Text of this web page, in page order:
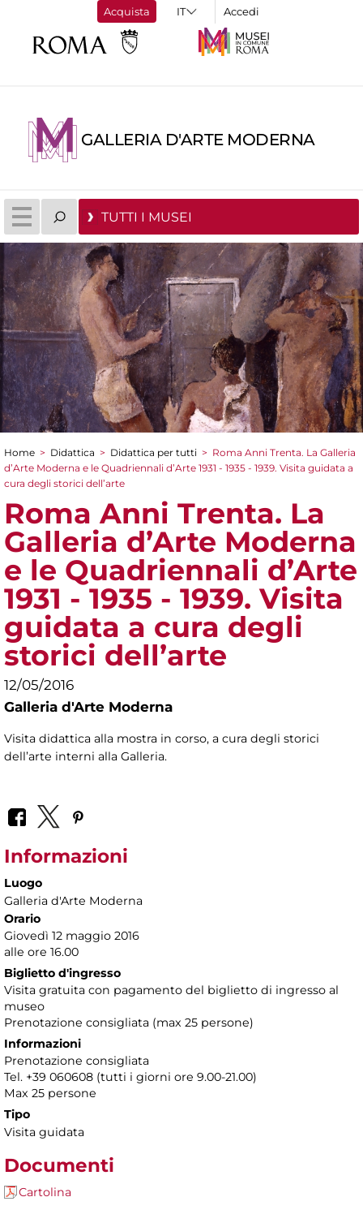
Acquista Accedi
GALLERIA D'ARTE MODERNA
TUTTI I MUSEI
Tu sei qui
Home > Didattica > Didattica per tutti > Roma Anni Trenta. La Galleria
d’Arte Moderna e le Quadriennali d’Arte 1931 - 1935 - 1939. Visita guidata a
cura degli storici dell’arte
Roma Anni Trenta. La
Galleria d’Arte Moderna
e le Quadriennali d’Arte
1931 - 1935 - 1939. Visita
guidata a cura degli
storici dell’arte
12/05/2016
Galleria d'Arte Moderna
Visita didattica alla mostra in corso, a cura degli storici
dell’arte interni alla Galleria.
Informazioni
Luogo
Galleria d'Arte Moderna
Orario
Giovedì 12 maggio 2016
alle ore 16.00
Biglietto d'ingresso
Visita gratuita con pagamento del biglietto di ingresso al
museo
Prenotazione consigliata (max 25 persone)
Informazioni
Prenotazione consigliata
Tel. +39 060608 (tutti i giorni ore 9.00-21.00)
Max 25 persone
Tipo
Visita guidata
Documenti
Cartolina